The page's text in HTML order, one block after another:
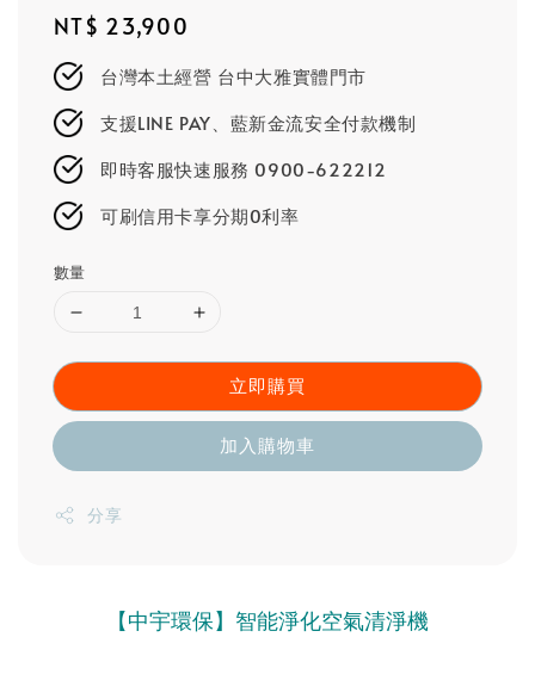
Regular
price
NT$ 23,900
台灣本土經營 台中大雅實體門市
支援LINE PAY、藍新金流安全付款機制
即時客服快速服務 0900-622212
可刷信用卡享分期0利率
數量
立即購買
加入購物車
分享
【中宇環保】智能淨化空氣清淨機